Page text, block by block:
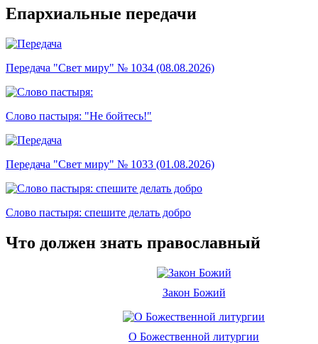
Епархиальные передачи
Передача "Свет миру" № 1034 (08.08.2026)
Слово пастыря: "Не бойтесь!"
Передача "Свет миру" № 1033 (01.08.2026)
Слово пастыря: спешите делать добро
Что должен знать православный
Закон Божий
О Божественной литургии